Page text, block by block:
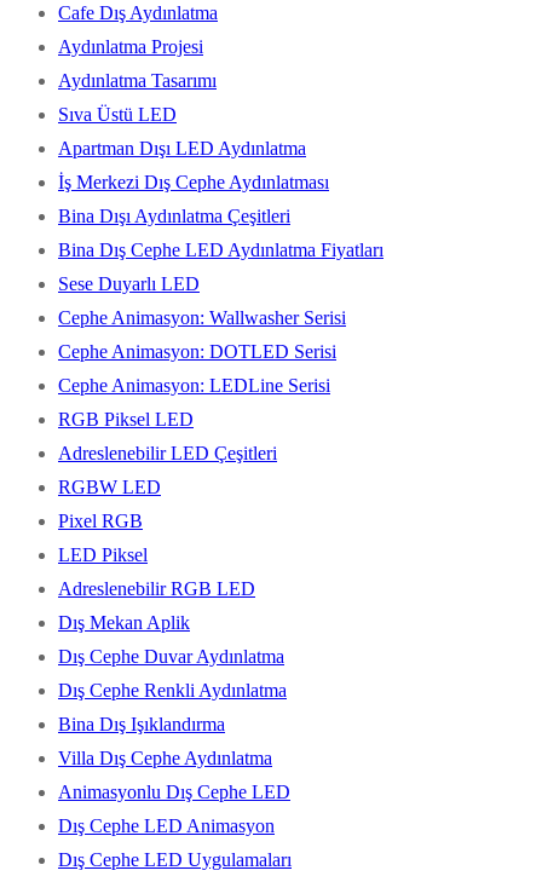
Cafe Dış Aydınlatma
Aydınlatma Projesi
Aydınlatma Tasarımı
Sıva Üstü LED
Apartman Dışı LED Aydınlatma
İş Merkezi Dış Cephe Aydınlatması
Bina Dışı Aydınlatma Çeşitleri
Bina Dış Cephe LED Aydınlatma Fiyatları
Sese Duyarlı LED
Cephe Animasyon: Wallwasher Serisi
Cephe Animasyon: DOTLED Serisi
Cephe Animasyon: LEDLine Serisi
RGB Piksel LED
Adreslenebilir LED Çeşitleri
RGBW LED
Pixel RGB
LED Piksel
Adreslenebilir RGB LED
Dış Mekan Aplik
Dış Cephe Duvar Aydınlatma
Dış Cephe Renkli Aydınlatma
Bina Dış Işıklandırma
Villa Dış Cephe Aydınlatma
Animasyonlu Dış Cephe LED
Dış Cephe LED Animasyon
Dış Cephe LED Uygulamaları